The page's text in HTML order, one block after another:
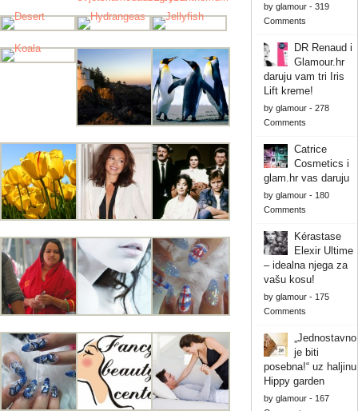
by glamour- 319
Comments
DR Renaud i
Glamour.hr
daruju vam tri Iris
Lift kreme!
by glamour- 278
Comments
Catrice
Cosmetics i
glam.hr vas daruju
by glamour- 180
Comments
Kérastase
Elexir Ultime
– idealna njega za
vašu kosu!
by glamour- 175
Comments
„Jednostavno
je biti
posebna!“ uz haljinu
Hippy garden
by glamour- 167